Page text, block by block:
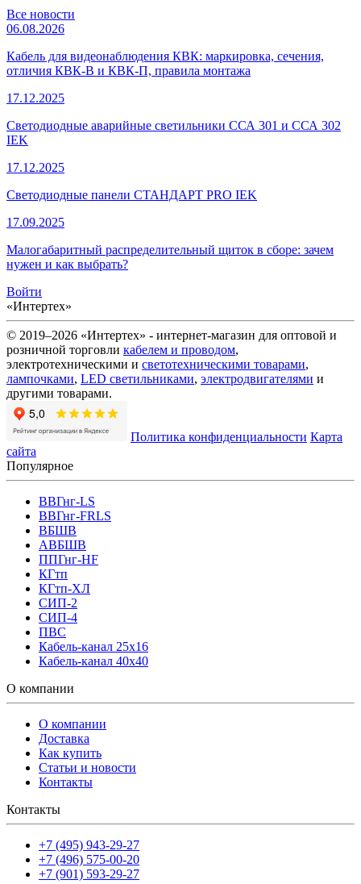
Все новости
06.08.2026
Кабель для видеонаблюдения КВК: маркировка, сечения,
отличия КВК-В и КВК-П, правила монтажа
17.12.2025
Светодиодные аварийные светильники ССА 301 и ССА 302
IEK
17.12.2025
Светодиодные панели СТАНДАРТ PRO IEK
17.09.2025
Малогабаритный распределительный щиток в сборе: зачем
нужен и как выбрать?
Войти
«Интертех»
© 2019–2026 «Интертех» - интернет-магазин для оптовой и
розничной торговли кабелем и проводом,
электротехническими и светотехническими товарами,
лампочками, LED светильниками, электродвигателями и
другими товарами.
Политика конфиденциальности Карта
сайта
Популярное
ВВГнг-LS
ВВГнг-FRLS
ВБШВ
АВБШВ
ППГнг-HF
КГтп
КГтп-ХЛ
СИП-2
СИП-4
ПВС
Кабель-канал 25х16
Кабель-канал 40х40
О компании
О компании
Доставка
Как купить
Статьи и новости
Контакты
Контакты
+7 (495) 943-29-27
+7 (496) 575-00-20
+7 (901) 593-29-27